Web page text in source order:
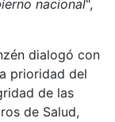
nacional",
dialogó con
prioridad del
de las
de Salud,